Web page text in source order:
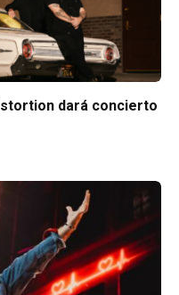
dará concierto